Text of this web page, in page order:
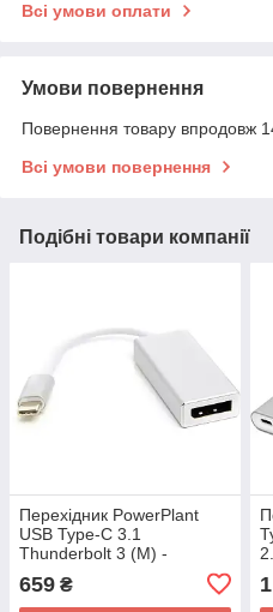
Всі умови оплати
Умови повернення
Повернення товару впродовж
Всі умови повернення
Подібні товари компанії
Перехідник PowerPlant
USB Type-C 3.1
Thunderbolt 3 (M) -
DisplayPort (F), 4K, 0.15 м
659 ₴